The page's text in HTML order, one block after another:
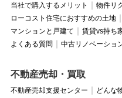
当社で購入するメリット
物件リ
ローコスト住宅におすすめの土地
マンションと戸建て
賃貸vs持ち
よくある質問
中古リノベーショ
不動産売却・買取
不動産売却支援センター
どんな